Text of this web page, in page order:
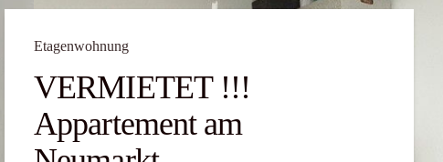
Etagenwohnung
VERMIETET !!!
Appartement am